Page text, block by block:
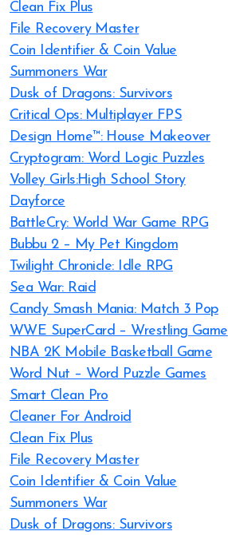
Clean Fix Plus
File Recovery Master
Coin Identifier & Coin Value
Summoners War
Dusk of Dragons: Survivors
Critical Ops: Multiplayer FPS
Design Home™: House Makeover
Cryptogram: Word Logic Puzzles
Volley Girls:High School Story
Dayforce
BattleCry: World War Game RPG
Bubbu 2 – My Pet Kingdom
Twilight Chronicle: Idle RPG
Sea War: Raid
Candy Smash Mania: Match 3 Pop
WWE SuperCard – Wrestling Game
NBA 2K Mobile Basketball Game
Word Nut – Word Puzzle Games
Smart Clean Pro
Cleaner For Android
Clean Fix Plus
File Recovery Master
Coin Identifier & Coin Value
Summoners War
Dusk of Dragons: Survivors